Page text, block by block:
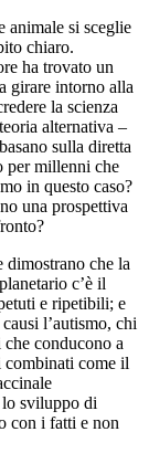
animale si sceglie
chiaro.
ha trovato un
girare intorno alla
la scienza
alternativa –
sulla diretta
per millenni che
in questo caso?
una prospettiva
dimostrano che la
c’è il
e ripetibili; e
l’autismo, chi
conducono a
combinati come il
sviluppo di
con i fatti e non